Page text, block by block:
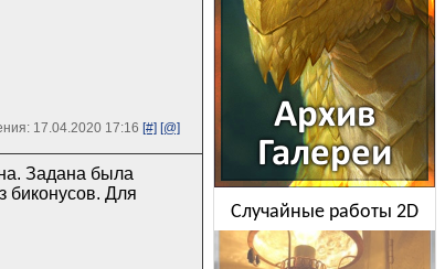
17.04.2020 17:16 [#] [@]
Задана была
биконусов. Для
Случайные работы 2D